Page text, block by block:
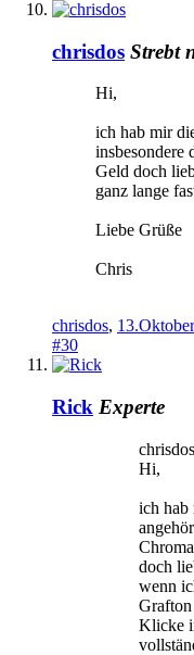
chrisdos Strebt
Hi,
ich hab mir
insbesondere
Geld doch
ganz lange
Liebe Grüße
Chris
chrisdos,
#30
Rick Experte
Hi,
ich hab
doch
wenn
Grafton
Klicke